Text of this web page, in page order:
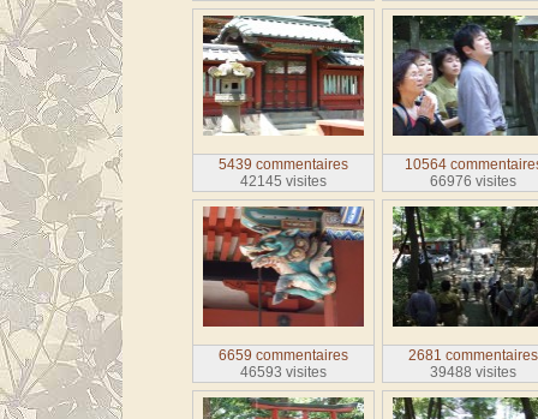
5439 commentaires
42145 visites
10564
66976 visites
6659 commentaires
46593 visites
2681 commentaires
39488 visites